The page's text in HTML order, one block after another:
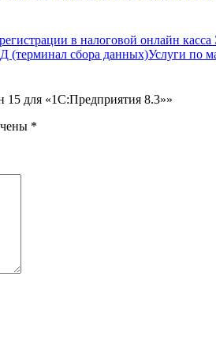
Услуги по
15 для «1С:Предприятия 8.3»»
*